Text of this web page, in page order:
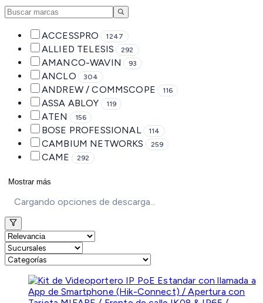
ACCESSPRO 1247
ALLIED TELESIS 292
AMANCO-WAVIN 93
ANCLO 304
ANDREW / COMMSCOPE 116
ASSA ABLOY 119
ATEN 156
BOSE PROFESSIONAL 114
CAMBIUM NETWORKS 259
CAME 292
Mostrar más
Cargando opciones de descarga...